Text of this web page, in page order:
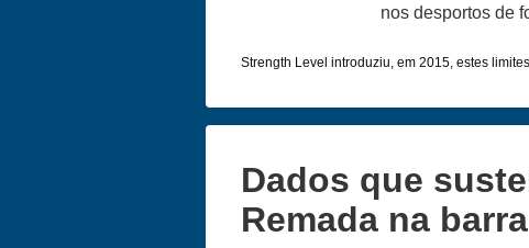
nos desportos de
Strength Level introduziu, em 2015, estes
Dados que
Remada na